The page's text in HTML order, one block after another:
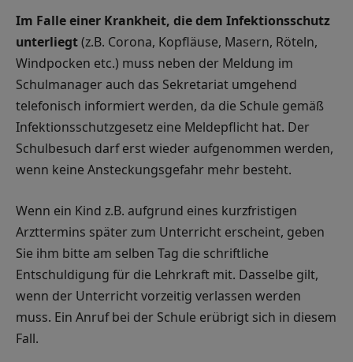
Im Falle einer Krankheit, die dem Infektionsschutz
unterliegt(z.B. Corona, Kopfläuse, Masern, Röteln,
Windpocken etc.) muss neben der Meldung im
Schulmanager auch das Sekretariat umgehend
telefonisch informiert werden, da die Schule gemäß
Infektionsschutzgesetz eine Meldepflicht hat. Der
Schulbesuch darf erst wieder aufgenommen werden,
wenn keine Ansteckungsgefahr mehr besteht.
Wenn ein Kind z.B. aufgrund eines kurzfristigen
Arzttermins später zum Unterricht erscheint, geben
Sie ihm bitte am selben Tag die schriftliche
Entschuldigung für die Lehrkraft mit. Dasselbe gilt,
wenn der Unterricht vorzeitig verlassen werden
muss. Ein Anruf bei der Schule erübrigt sich in diesem
Fall.